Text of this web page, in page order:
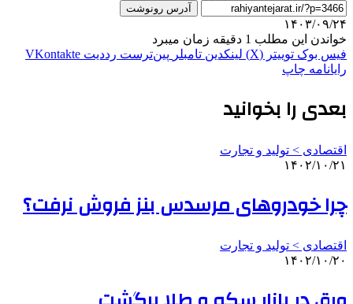
آدرس رونوشت
۱۴۰۳/۰۹/۲۴
خواندن این مطلب 1 دقیقه زمان میبرد
فیس بوک توییتر (X) لینکدین ‫تامبلر ‫پین‌ترست ‫رددیت ‫VKontakte
رایانامه چاپ
بعدی را بخوانید
اقتصادی > تولید و تجارت
۱۴۰۲/۱۰/۲۱
چرا خودروهای مرسدس بنز فروش نرفت؟
اقتصادی > تولید و تجارت
۱۴۰۲/۱۰/۲۰